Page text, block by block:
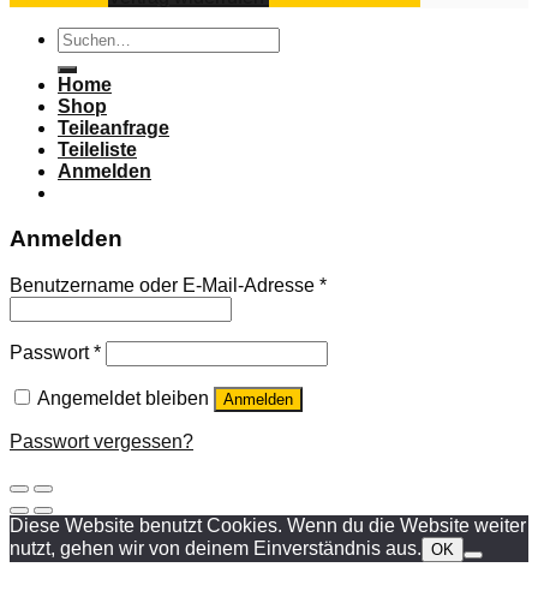
Suchen
nach:
Home
Shop
Teileanfrage
Teileliste
Anmelden
Anmelden
Benutzername oder E-Mail-Adresse *
Passwort*
Angemeldet bleiben Anmelden
Passwort vergessen?
Diese Website benutzt Cookies. Wenn du die Website weiter
nutzt, gehen wir von deinem Einverständnis aus. OK